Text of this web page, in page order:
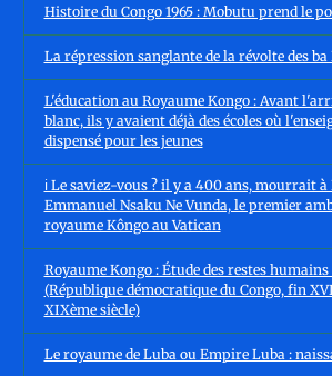
Histoire du Congo 1965 : Mobutu prend le
La répression sanglante de la révolte des ba
L'éducation au Royaume Kongo : Avant
blanc, ils y avaient déjà des écoles où
dispensé pour les jeunes
ℹ️ Le saviez-vous ? il y a 400 ans, mourrait
Emmanuel Nsaku Ne Vunda, le premier
royaume Kôngo au Vatican
Royaume Kongo : Étude des restes
(République démocratique du Congo, fin
XIXème siècle)
Le royaume de Luba ou Empire Luba :